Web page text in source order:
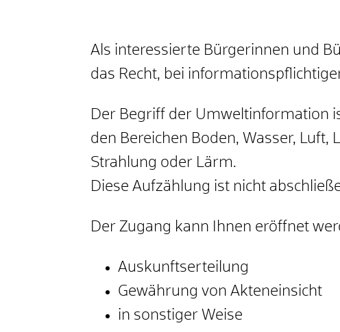
Als interessierte Bürgerinnen und
das Recht, bei
Der Begriff der Umweltinformation
den Bereichen Boden, Wasser,
Strahlung oder Lärm.
Diese Aufzählung ist nicht
Der Zugang kann Ihnen eröffnet
Auskunftserteilung
Gewährung von Akteneinsicht
in sonstiger Weise